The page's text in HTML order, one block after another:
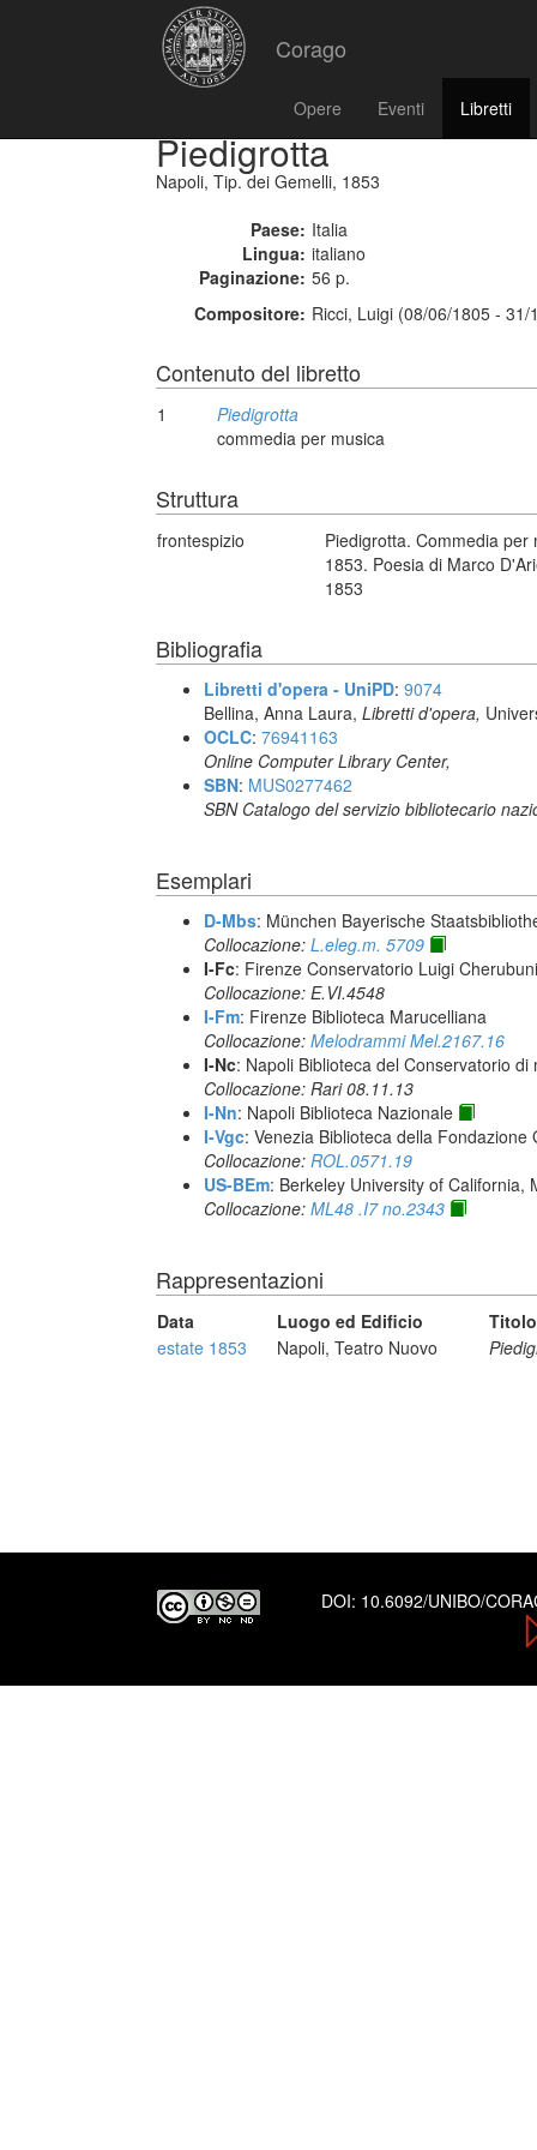
Corago
Opere Eventi Libretti
Piedigrotta
Napoli, Tip. dei Gemelli, 1853
Paese: Italia
Lingua: italiano
Paginazione: 56 p.
Compositore: Ricci, Luigi (08/06/1805 - 31/
Contenuto del libretto
1
Piedigrotta
commedia per musica
Struttura
frontespizio
Piedigrotta. Commedia
1853. Poesia di Marco
1853
Bibliografia
Libretti d'opera - UniPD: 9074
Bellina, Anna Laura, Libretti d'opera,
OCLC: 76941163
Online Computer Library Center,
SBN: MUS0277462
SBN Catalogo del servizio bibliotecario
Esemplari
D-Mbs: München Bayerische
Collocazione: L.eleg.m. 5709
I-Fc: Firenze Conservatorio Luigi Cherubuni
Collocazione: E.VI.4548
I-Fm: Firenze Biblioteca Marucelliana
Collocazione: Melodrammi Mel.2167.16
I-Nc: Napoli Biblioteca del Conservatorio
Collocazione: Rari 08.11.13
I-Nn: Napoli Biblioteca Nazionale
I-Vgc: Venezia Biblioteca della Fondazione
Collocazione: ROL.0571.19
US-BEm: Berkeley University of California,
Collocazione: ML48 .I7 no.2343
Rappresentazioni
Data Luogo ed Edificio
Titolo
estate 1853
Napoli, Teatro Nuovo
DOI: 10.6092/UNIBO/